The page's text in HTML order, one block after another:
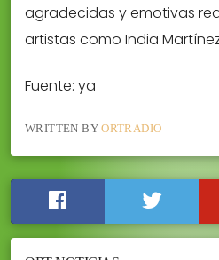
agradecidas y emotivas
artistas como India
Fuente: ya
WRITTEN BYORTRADIO